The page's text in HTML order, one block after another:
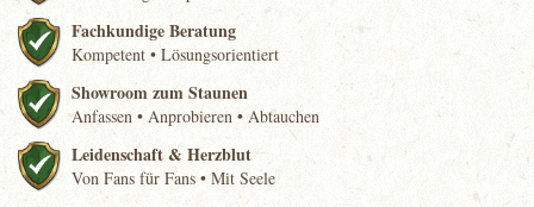
Fachkundige Beratung
Kompetent • Lösungsorientiert
Showroom zum Staunen
Anfassen • Anprobieren • Abtauchen
Leidenschaft & Herzblut
Von Fans für Fans • Mit Seele